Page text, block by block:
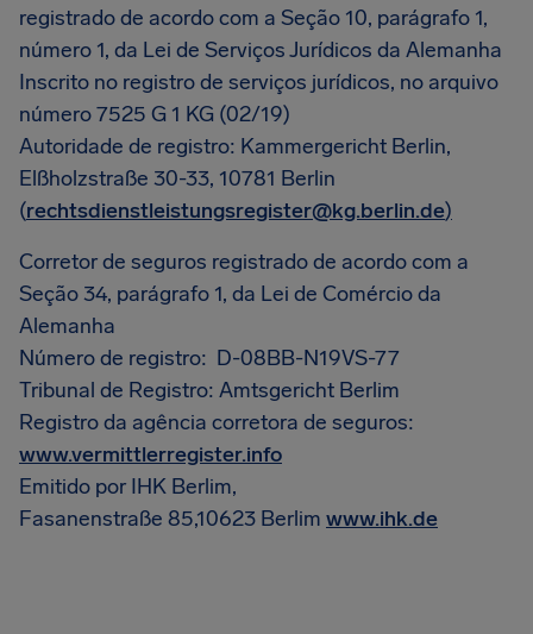
registrado de acordo com a Seção 10, parágrafo 1,
número 1, da Lei de Serviços Jurídicos da Alemanha
Inscrito no registro de serviços jurídicos, no arquivo
número 7525 G 1 KG (02/19)
Autoridade de registro: Kammergericht Berlin,
Elßholzstraße 30-33, 10781 Berlin
(rechtsdienstleistungsregister@kg.berlin.de)
Corretor de seguros registrado de acordo com a
Seção 34, parágrafo 1, da Lei de Comércio da
Alemanha
Número de registro: D-08BB-N19VS-77
Tribunal de Registro: Amtsgericht Berlim
Registro da agência corretora de seguros:
www.vermittlerregister.info
Emitido por IHK Berlim,
Fasanenstraße 85,10623 Berlim www.ihk.de